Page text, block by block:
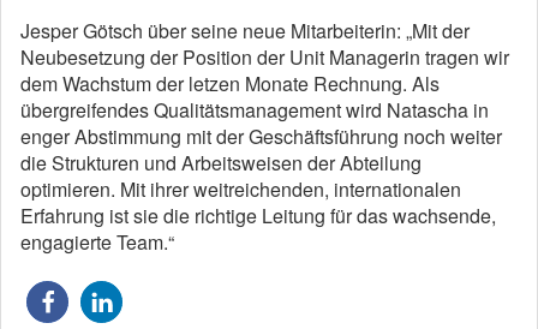
Jesper Götsch über seine neue Mitarbeiterin: „Mit der
Neubesetzung der Position der Unit Managerin tragen wir
dem Wachstum der letzen Monate Rechnung. Als
übergreifendes Qualitätsmanagement wird Natascha in
enger Abstimmung mit der Geschäftsführung noch weiter
die Strukturen und Arbeitsweisen der Abteilung
optimieren. Mit ihrer weitreichenden, internationalen
Erfahrung ist sie die richtige Leitung für das wachsende,
engagierte Team.“